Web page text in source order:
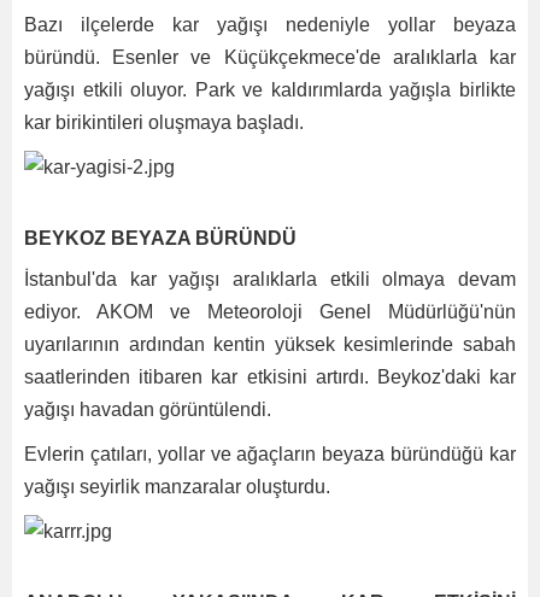
Bazı ilçelerde kar yağışı nedeniyle yollar beyaza
büründü. Esenler ve Küçükçekmece'de aralıklarla kar
yağışı etkili oluyor. Park ve kaldırımlarda yağışla birlikte
kar birikintileri oluşmaya başladı.
BEYKOZ BEYAZA BÜRÜNDÜ
İstanbul'da kar yağışı aralıklarla etkili olmaya devam
ediyor. AKOM ve Meteoroloji Genel Müdürlüğü'nün
uyarılarının ardından kentin yüksek kesimlerinde sabah
saatlerinden itibaren kar etkisini artırdı. Beykoz'daki kar
yağışı havadan görüntülendi.
Evlerin çatıları, yollar ve ağaçların beyaza büründüğü kar
yağışı seyirlik manzaralar oluşturdu.